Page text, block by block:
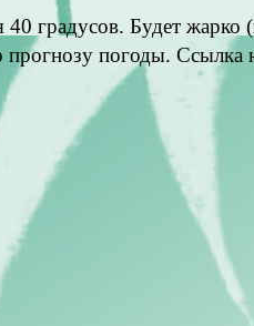
градусов. Будет
погоды. Ссылка